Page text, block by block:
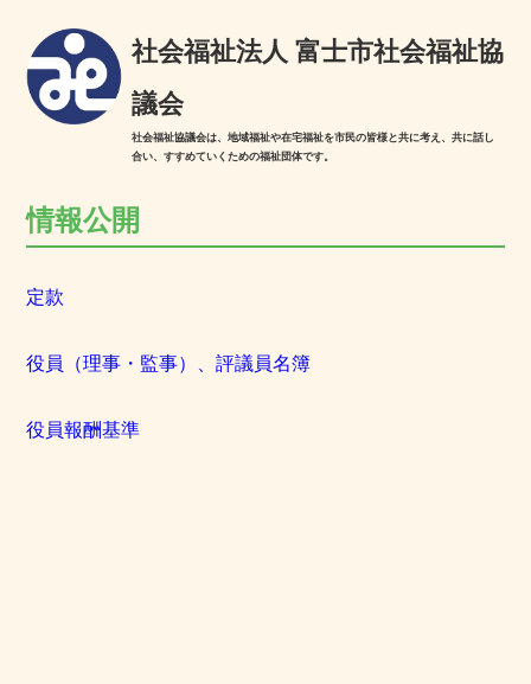
社会福祉法人 富士市社会福祉協
議会
社会福祉協議会は、地域福祉や在宅福祉を市民の皆様と共に考え、共に話し
合い、すすめていくための福祉団体です。
情報公開
定款
役員（理事・監事）、評議員名簿
役員報酬基準